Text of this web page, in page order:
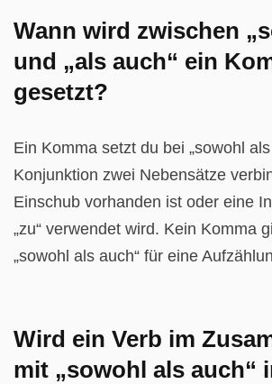
Wann wird zwischen
und „als auch“ ein
gesetzt?
Ein Komma setzt du bei „sowohl
Konjunktion zwei Nebensätze
Einschub vorhanden ist oder eine
„zu“ verwendet wird. Kein Komma
„sowohl als auch“ für eine
Wird ein Verb im
mit „sowohl als auch“